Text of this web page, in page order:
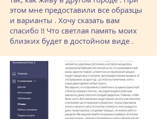
этом мне предоставили все образцы
и варианты . Хочу сказать вам
спасибо !! Что светлая память моих
близких будет в достойном виде .